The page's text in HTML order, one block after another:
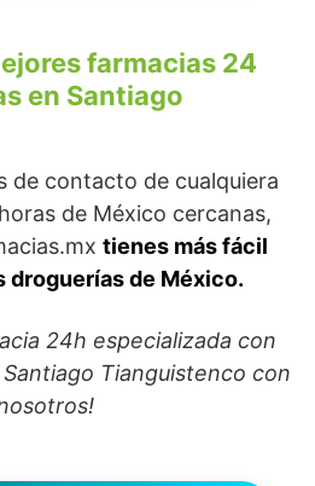
farmacias 24
en Santiago
de contacto de cualquiera
de México cercanas,
tienes más fácil
droguerías de México.
24h especializada con
Tianguistenco con